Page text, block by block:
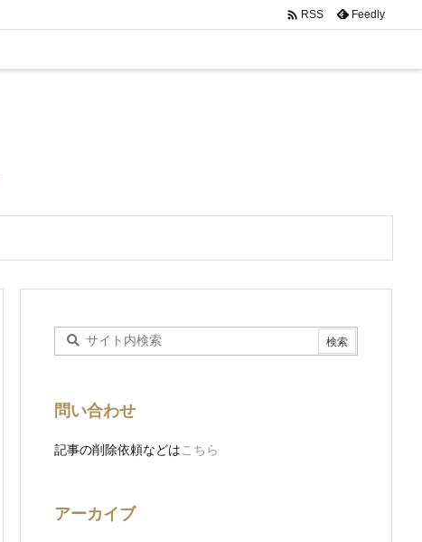
 RSS Feedly
問い合わせ
記事の削除依頼などは こちら
アーカイブ